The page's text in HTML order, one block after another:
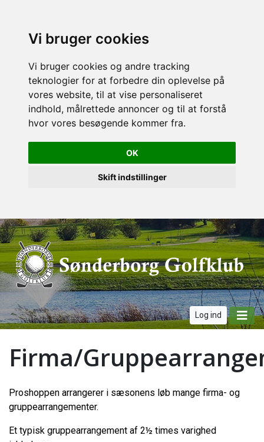
Vi bruger cookies
Vi bruger cookies og andre tracking
teknologier for at forbedre din oplevelse på
vores website, til at vise personaliseret
indhold, målrettede annoncer og til at forstå
hvor vores besøgende kommer fra.
OK
Skift indstillinger
Log ind
Firma/
Proshoppen arrangerer i sæsonens løb mange firma- og
gruppearrangementer.
Et typisk gruppearrangement af 2½ times varighed